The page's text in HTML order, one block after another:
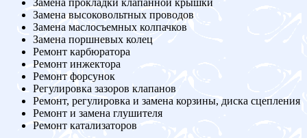
Замена прокладки клапанной крышки
Замена высоковольтных проводов
Замена маслосъемных колпачков
Замена поршневых колец
Ремонт карбюратора
Ремонт инжектора
Ремонт форсунок
Регулировка зазоров клапанов
Ремонт, регулировка и замена корзины, диска сцепления
Ремонт и замена глушителя
Ремонт катализаторов